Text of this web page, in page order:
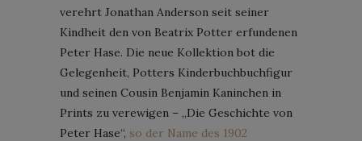
verehrt Jonathan Anderson seit seiner
Kindheit den von Beatrix Potter erfundenen
Peter Hase. Die neue Kollektion bot die
Gelegenheit, Potters Kinderbuchbuchfigur
und seinen Cousin Benjamin Kaninchen in
Prints zu verewigen – „Die Geschichte von
Peter Hase“, so der Name des 1902